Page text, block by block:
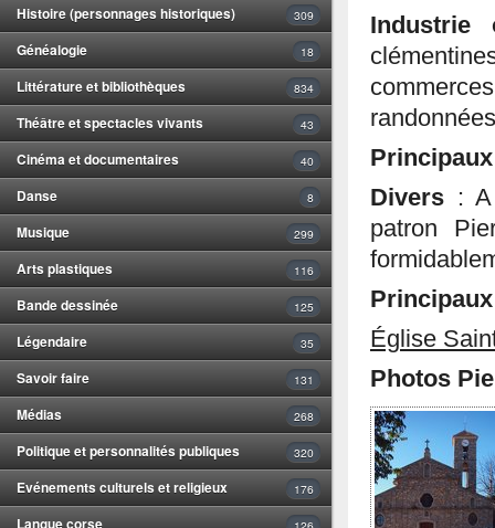
Histoire (personnages historiques) 309
Généalogie 18
Littérature et bibliothèques 834
Théâtre et spectacles vivants 43
Cinéma et documentaires 40
Danse 8
Musique 299
Arts plastiques 116
Bande dessinée 125
Légendaire 35
Savoir faire 131
Médias 268
Politique et personnalités publiques 320
Evénements culturels et religieux 176
Langue corse
Divers :
patron
Église
Photos